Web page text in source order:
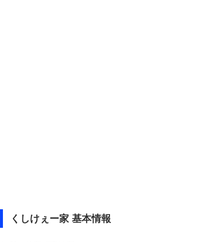
くしけぇー家 基本情報